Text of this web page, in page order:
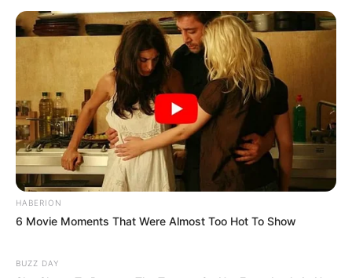
HABERION
6 Movie Moments That Were Almost Too Hot To Show
BUZZ DAY